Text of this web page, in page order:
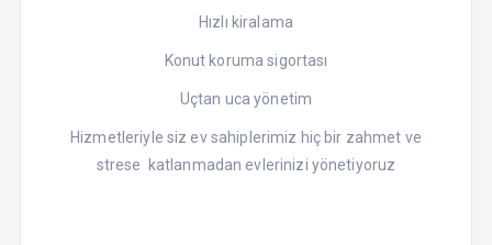
Hızlı kiralama
Konut koruma sigortası
Uçtan uca yönetim
Hizmetleriyle siz ev sahiplerimiz hiç bir zahmet ve
strese katlanmadan evlerinizi yönetiyoruz